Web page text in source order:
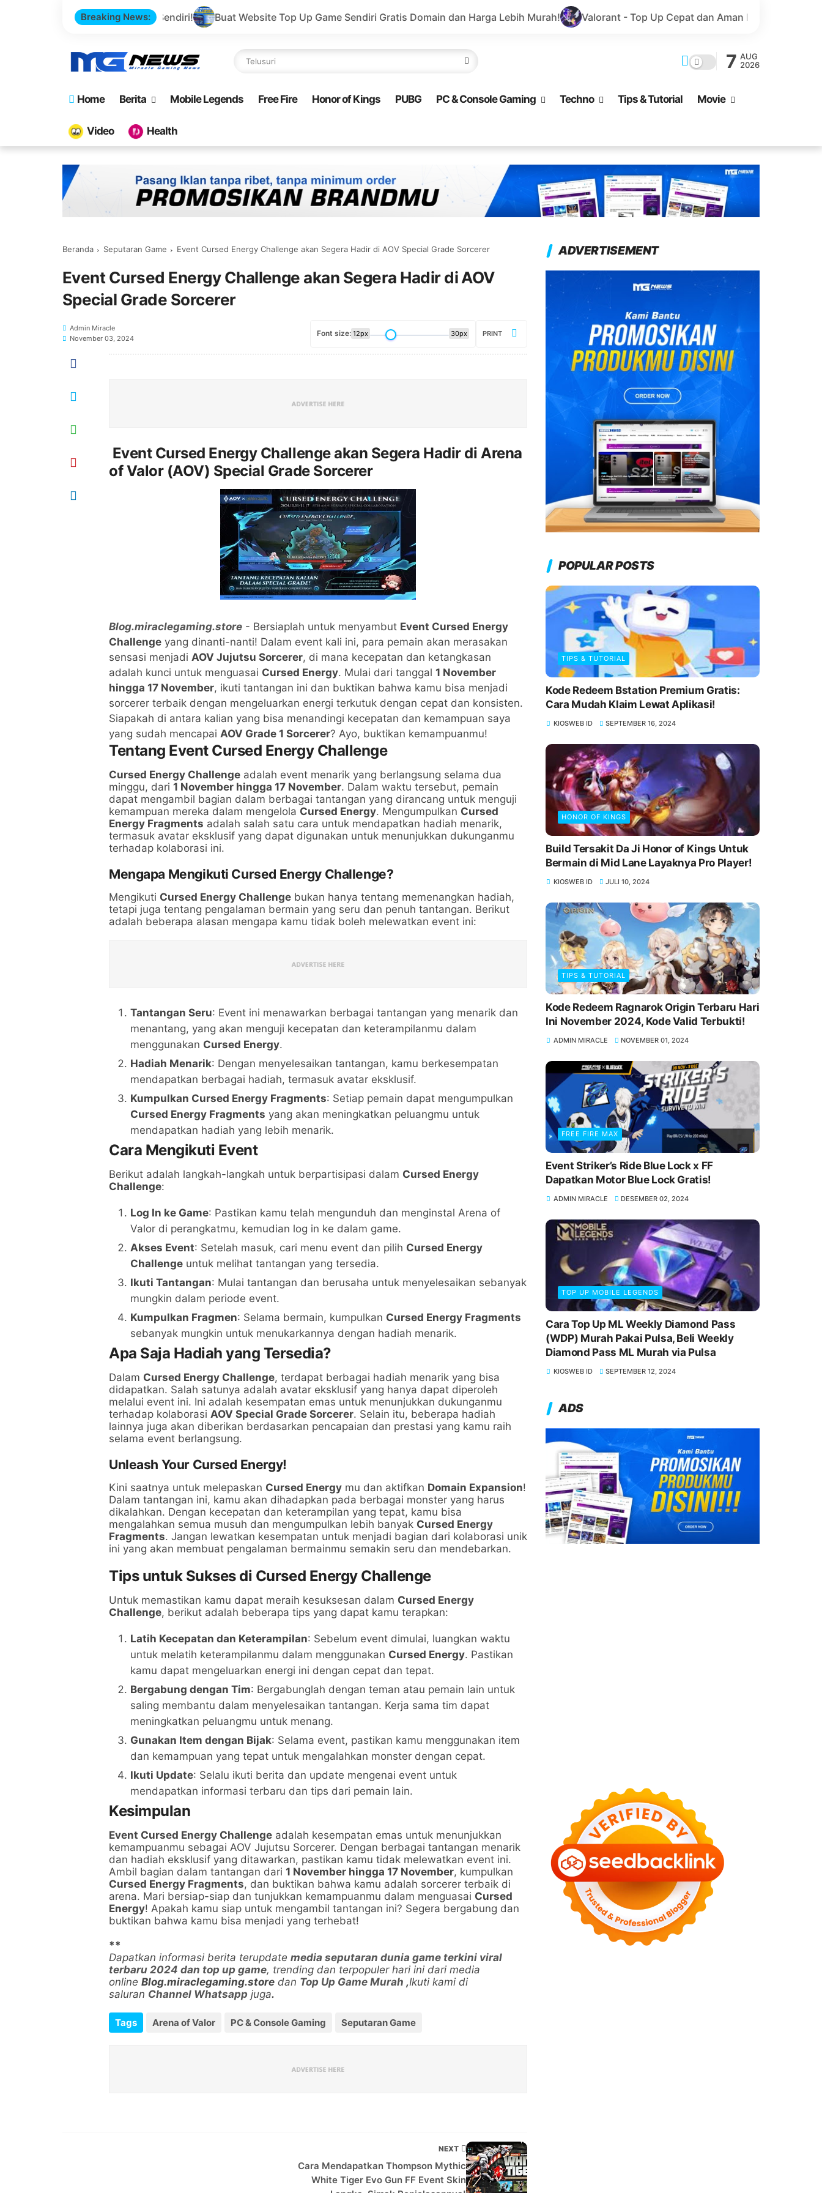
Breaking News:
Otomatis Sendiri! Buat Website Top Up Game Sendiri Gratis Domain dan Harga Lebih Murah! Valorant - Top Up Cepat dan Aman Menggunakan GoPay
7 AUG
2026
Home Berita Mobile Legends Free Fire Honor of Kings PUBG PC & Console Gaming Techno Tips & Tutorial Movie
Video Health
Beranda Seputaran Game Event Cursed Energy Challenge akan Segera Hadir di AOV Special Grade Sorcerer
Event Cursed Energy Challenge akan Segera Hadir di AOV
Special Grade Sorcerer
Admin Miracle
November 03, 2024
Font size: 12px 30px PRINT
Event Cursed Energy Challenge akan Segera Hadir di Arena
of Valor (AOV) Special Grade Sorcerer
Blog.miraclegaming.store - Bersiaplah untuk menyambut Event Cursed Energy
Challenge yang dinanti-nanti! Dalam event kali ini, para pemain akan merasakan
sensasi menjadi AOV Jujutsu Sorcerer, di mana kecepatan dan ketangkasan
adalah kunci untuk menguasai Cursed Energy. Mulai dari tanggal 1 November
hingga 17 November, ikuti tantangan ini dan buktikan bahwa kamu bisa menjadi
sorcerer terbaik dengan mengeluarkan energi terkutuk dengan cepat dan konsisten.
Siapakah di antara kalian yang bisa menandingi kecepatan dan kemampuan saya
yang sudah mencapai AOV Grade 1 Sorcerer? Ayo, buktikan kemampuanmu!
Tentang Event Cursed Energy Challenge
Cursed Energy Challenge adalah event menarik yang berlangsung selama dua
minggu, dari 1 November hingga 17 November. Dalam waktu tersebut, pemain
dapat mengambil bagian dalam berbagai tantangan yang dirancang untuk menguji
kemampuan mereka dalam mengelola Cursed Energy. Mengumpulkan Cursed
Energy Fragments adalah salah satu cara untuk mendapatkan hadiah menarik,
termasuk avatar eksklusif yang dapat digunakan untuk menunjukkan dukunganmu
terhadap kolaborasi ini.
Mengapa Mengikuti Cursed Energy Challenge?
Mengikuti Cursed Energy Challenge bukan hanya tentang memenangkan hadiah,
tetapi juga tentang pengalaman bermain yang seru dan penuh tantangan. Berikut
adalah beberapa alasan mengapa kamu tidak boleh melewatkan event ini:
Tantangan Seru: Event ini menawarkan berbagai tantangan yang menarik dan
menantang, yang akan menguji kecepatan dan keterampilanmu dalam
menggunakan Cursed Energy.
Hadiah Menarik: Dengan menyelesaikan tantangan, kamu berkesempatan
mendapatkan berbagai hadiah, termasuk avatar eksklusif.
Kumpulkan Cursed Energy Fragments: Setiap pemain dapat mengumpulkan
Cursed Energy Fragments yang akan meningkatkan peluangmu untuk
mendapatkan hadiah yang lebih menarik.
Cara Mengikuti Event
Berikut adalah langkah-langkah untuk berpartisipasi dalam Cursed Energy
Challenge:
Log In ke Game: Pastikan kamu telah mengunduh dan menginstal Arena of
Valor di perangkatmu, kemudian log in ke dalam game.
Akses Event: Setelah masuk, cari menu event dan pilih Cursed Energy
Challenge untuk melihat tantangan yang tersedia.
Ikuti Tantangan: Mulai tantangan dan berusaha untuk menyelesaikan sebanyak
mungkin dalam periode event.
Kumpulkan Fragmen: Selama bermain, kumpulkan Cursed Energy Fragments
sebanyak mungkin untuk menukarkannya dengan hadiah menarik.
Apa Saja Hadiah yang Tersedia?
Dalam Cursed Energy Challenge, terdapat berbagai hadiah menarik yang bisa
didapatkan. Salah satunya adalah avatar eksklusif yang hanya dapat diperoleh
melalui event ini. Ini adalah kesempatan emas untuk menunjukkan dukunganmu
terhadap kolaborasi AOV Special Grade Sorcerer. Selain itu, beberapa hadiah
lainnya juga akan diberikan berdasarkan pencapaian dan prestasi yang kamu raih
selama event berlangsung.
Unleash Your Cursed Energy!
Kini saatnya untuk melepaskan Cursed Energy mu dan aktifkan Domain Expansion!
Dalam tantangan ini, kamu akan dihadapkan pada berbagai monster yang harus
dikalahkan. Dengan kecepatan dan keterampilan yang tepat, kamu bisa
mengalahkan semua musuh dan mengumpulkan lebih banyak Cursed Energy
Fragments. Jangan lewatkan kesempatan untuk menjadi bagian dari kolaborasi unik
ini yang akan membuat pengalaman bermainmu semakin seru dan mendebarkan.
Tips untuk Sukses di Cursed Energy Challenge
Untuk memastikan kamu dapat meraih kesuksesan dalam Cursed Energy
Challenge, berikut adalah beberapa tips yang dapat kamu terapkan:
Latih Kecepatan dan Keterampilan: Sebelum event dimulai, luangkan waktu
untuk melatih keterampilanmu dalam menggunakan Cursed Energy. Pastikan
kamu dapat mengeluarkan energi ini dengan cepat dan tepat.
Bergabung dengan Tim: Bergabunglah dengan teman atau pemain lain untuk
saling membantu dalam menyelesaikan tantangan. Kerja sama tim dapat
meningkatkan peluangmu untuk menang.
Gunakan Item dengan Bijak: Selama event, pastikan kamu menggunakan item
dan kemampuan yang tepat untuk mengalahkan monster dengan cepat.
Ikuti Update: Selalu ikuti berita dan update mengenai event untuk
mendapatkan informasi terbaru dan tips dari pemain lain.
Kesimpulan
Event Cursed Energy Challenge adalah kesempatan emas untuk menunjukkan
kemampuanmu sebagai AOV Jujutsu Sorcerer. Dengan berbagai tantangan menarik
dan hadiah eksklusif yang ditawarkan, pastikan kamu tidak melewatkan event ini.
Ambil bagian dalam tantangan dari 1 November hingga 17 November, kumpulkan
Cursed Energy Fragments, dan buktikan bahwa kamu adalah sorcerer terbaik di
arena. Mari bersiap-siap dan tunjukkan kemampuanmu dalam menguasai Cursed
Energy! Apakah kamu siap untuk mengambil tantangan ini? Segera bergabung dan
buktikan bahwa kamu bisa menjadi yang terhebat!
**
Dapatkan informasi berita terupdate media seputaran dunia game terkini viral
terbaru 2024 dan top up game, trending dan terpopuler hari ini dari media
online Blog.miraclegaming.store dan Top Up Game Murah ,Ikuti kami di
saluran Channel Whatsapp juga.
Tags Arena of Valor PC & Console Gaming Seputaran Game
NEXT
Cara Mendapatkan Thompson Mythic
White Tiger Evo Gun FF Event Skin
ADVERTISEMENT
POPULAR POSTS
TIPS & TUTORIAL
Kode Redeem Bstation Premium Gratis:
Cara Mudah Klaim Lewat Aplikasi!
KIOSWEB ID SEPTEMBER 16, 2024
HONOR OF KINGS
Build Tersakit Da Ji Honor of Kings Untuk
Bermain di Mid Lane Layaknya Pro Player!
KIOSWEB ID JULI 10, 2024
TIPS & TUTORIAL
Kode Redeem Ragnarok Origin Terbaru Hari
Ini November 2024, Kode Valid Terbukti!
ADMIN MIRACLE NOVEMBER 01, 2024
FREE FIRE MAX
Event Striker’s Ride Blue Lock x FF
Dapatkan Motor Blue Lock Gratis!
ADMIN MIRACLE DESEMBER 02, 2024
TOP UP MOBILE LEGENDS
Cara Top Up ML Weekly Diamond Pass
(WDP) Murah Pakai Pulsa, Beli Weekly
Diamond Pass ML Murah via Pulsa
KIOSWEB ID SEPTEMBER 12, 2024
ADS